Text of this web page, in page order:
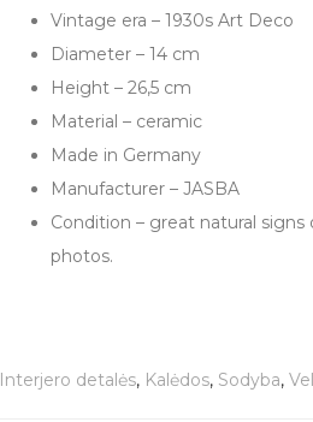
Vintage era – 1930s Art Deco
Diameter – 14 cm
Height – 26,5 cm
Material – ceramic
Made in Germany
Manufacturer – JASBA
Condition – great natural signs
photos.
Interjero detalės, Kalėdos, Sodyba,